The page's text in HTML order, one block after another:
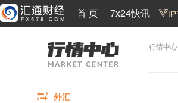
首 页 7x24快讯
外汇
行情中心